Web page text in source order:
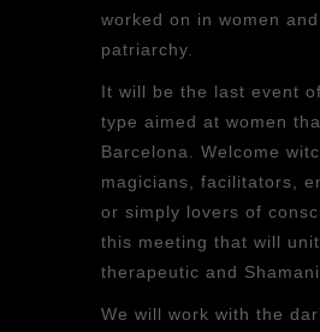
worked on in women
patriarchy.
It will be the last event
type aimed at women
Barcelona. Welcome
magicians, facilitators,
or simply lovers of
this meeting that will
therapeutic and
We will work with the